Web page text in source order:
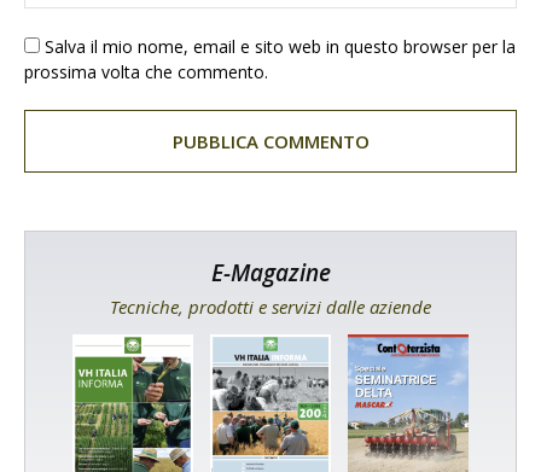
Salva il mio nome, email e sito web in questo browser per la
prossima volta che commento.
E-Magazine
Tecniche, prodotti e servizi dalle aziende